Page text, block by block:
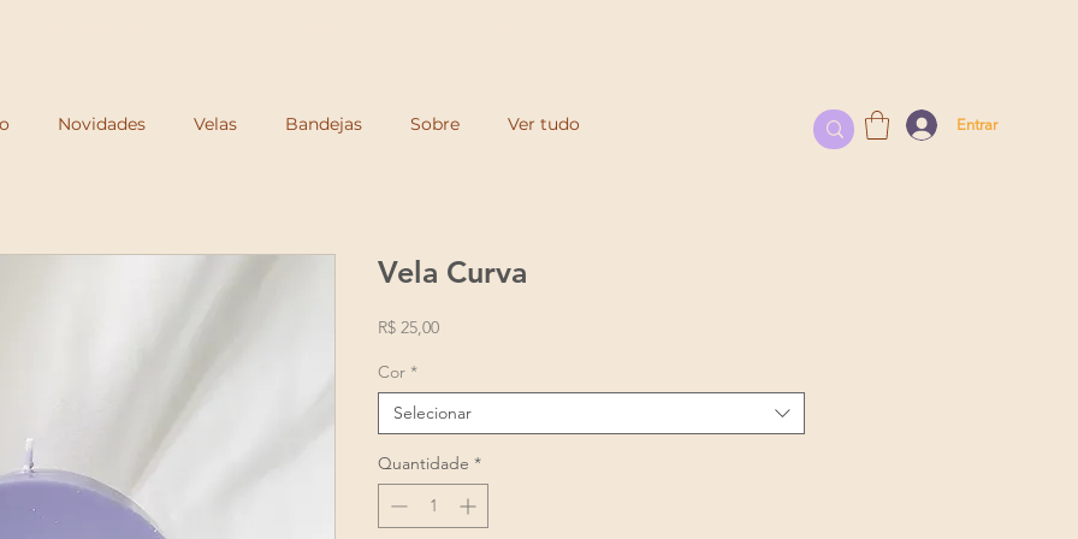
Novidades Velas Bandejas Sobre Ver tudo Entrar
Vela Curva
R$ 25,00Preço
Cor *
Selecionar
Quantidade *